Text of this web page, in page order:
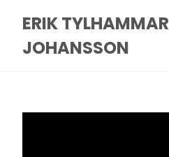
ERIK TYLHAMMAR
JOHANSSON